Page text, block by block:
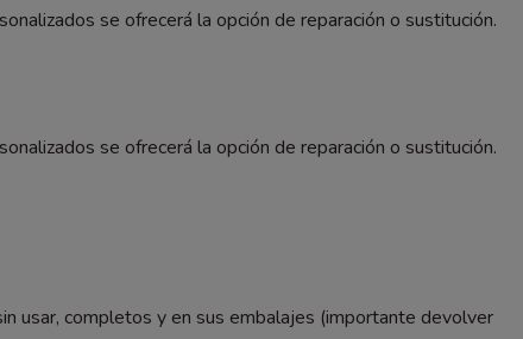
se ofrecerá la opción de reparación o sustitución.
se ofrecerá la opción de reparación o sustitución.
usar, completos y en sus embalajes (importante devolver